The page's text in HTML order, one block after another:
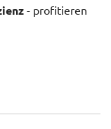
- profitieren